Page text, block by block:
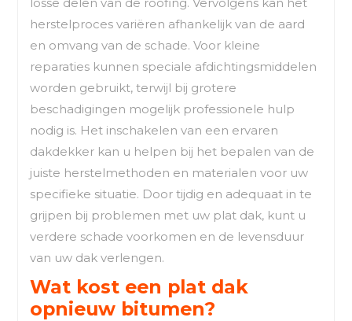
herstelproces variëren afhankelijk van de aard
en omvang van de schade. Voor kleine
reparaties kunnen speciale afdichtingsmiddelen
worden gebruikt, terwijl bij grotere
beschadigingen mogelijk professionele hulp
nodig is. Het inschakelen van een ervaren
dakdekker kan u helpen bij het bepalen van de
juiste herstelmethoden en materialen voor uw
specifieke situatie. Door tijdig en adequaat in te
grijpen bij problemen met uw plat dak, kunt u
verdere schade voorkomen en de levensduur
van uw dak verlengen.
Wat kost een plat dak
opnieuw bitumen?